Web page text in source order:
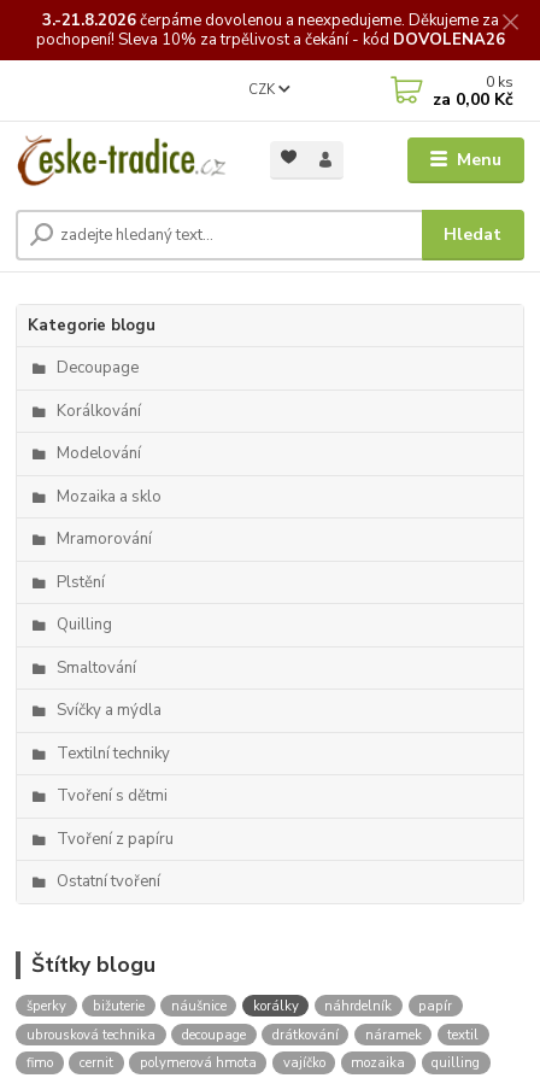
3.-21.8.2026čerpámedovolenou a neexpedujeme. Děkujeme za
pochopení! Sleva 10% za trpělivost a čekání - kód DOVOLENA26
Menu
CZK
Hledat
0 ks
za 0,00 Kč
Kategorie blogu
Decoupage
Korálkování
Modelování
Mozaika a sklo
Mramorování
Plstění
Quilling
Smaltování
Svíčky a mýdla
Textilní techniky
Tvoření s dětmi
Tvoření z papíru
Ostatní tvoření
Štítky blogu
šperky bižuterie náušnice korálky náhrdelník
papír
ubrousková technika
decoupage drátkování náramek
textil
fimo
cernit polymerová hmota vajíčko mozaika
quilling